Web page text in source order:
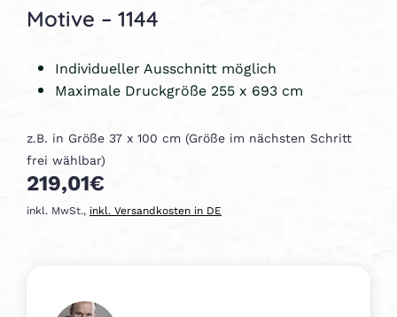
Motive – 1144
Individueller Ausschnitt möglich
Maximale Druckgröße 255 x 693 cm
z.B. in Größe 37 x 100 cm (Größe im nächsten Schritt
frei wählbar)
219,01€
inkl. MwSt., inkl. Versandkosten in DE